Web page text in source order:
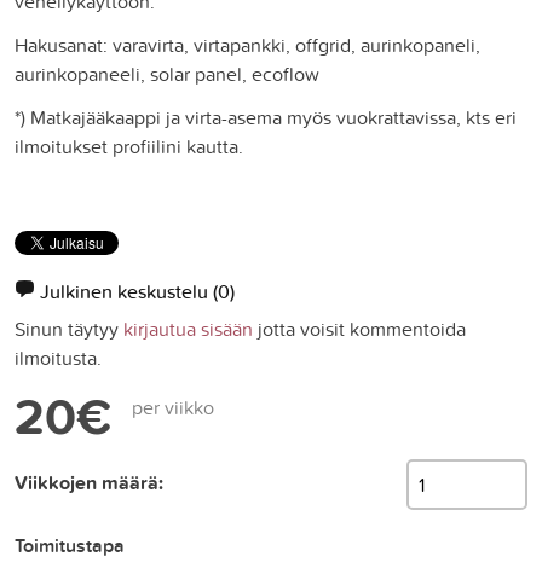
Hakusanat: varavirta, virtapankki, offgrid, aurinkopaneli,
aurinkopaneeli, solar panel, ecoflow
*) Matkajääkaappi ja virta-asema myös vuokrattavissa, kts eri
ilmoitukset profiilini kautta.
Julkinen keskustelu (0)
Sinun täytyy kirjautua sisään jotta voisit kommentoida
ilmoitusta.
20€ per viikko
Viikkojen määrä:
Toimitustapa